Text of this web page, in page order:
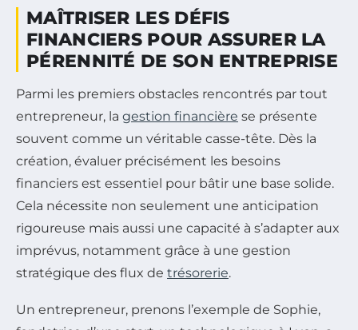
MAÎTRISER LES DÉFIS
FINANCIERS POUR ASSURER LA
PÉRENNITÉ DE SON ENTREPRISE
Parmi les premiers obstacles rencontrés par tout
entrepreneur, la gestion financière se présente
souvent comme un véritable casse-tête. Dès la
création, évaluer précisément les besoins
financiers est essentiel pour bâtir une base solide.
Cela nécessite non seulement une anticipation
rigoureuse mais aussi une capacité à s’adapter aux
imprévus, notamment grâce à une gestion
stratégique des flux de trésorerie.
Un entrepreneur, prenons l’exemple de Sophie,